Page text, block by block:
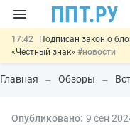
17:42
Подписан закон о
«Честный знак» #новости
17:17 Дистанционную
15:25 Изменят правила
Главная Обзоры
Опубликовано: 9 сен